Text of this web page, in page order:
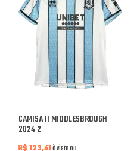
CAMISA II MIDDLESBROUGH
2024 2
R$ 123,41à vista ou